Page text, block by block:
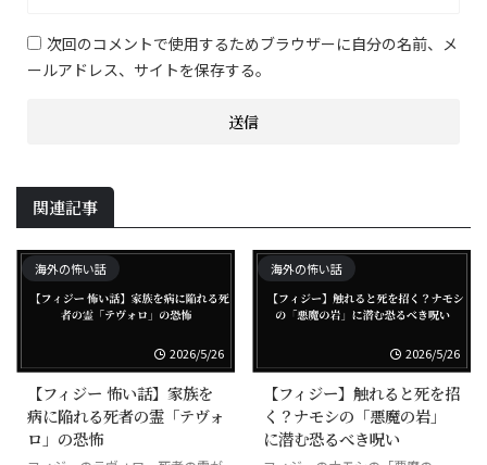
次回のコメントで使用するためブラウザーに自分の名前、メ
ールアドレス、サイトを保存する。
関連記事
海外の怖い話
2026/5/26
【フィジー 怖い話】家族を
病に陥れる死者の霊「テヴォ
ロ」の恐怖
海外の怖い話
2026/5/26
【フィジー】触れると死を招
く？ナモシの「悪魔の岩」
に潜む恐るべき呪い